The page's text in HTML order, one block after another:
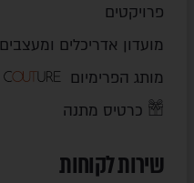
פרויקטים
מועדון אדריכלים ומעצבים
מותג הפרימיום
כרטיס מתנה
שירות לקוחות